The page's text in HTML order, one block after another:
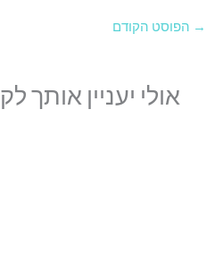
→ הפוסט הקודם
אולי יעניין אותך